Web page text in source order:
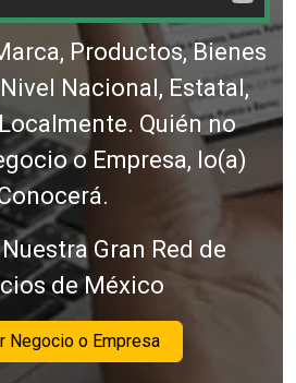
Productos, Bienes
Nacional, Estatal,
Quién no
o Empresa, lo(a)
Gran Red de
de México
Negocio o Empresa